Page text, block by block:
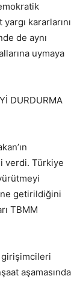
kararlarını
de aynı
uymaya
DURDURMA
verdi. Türkiye
getirildiğini
TBMM
girişimcileri
aşamasında